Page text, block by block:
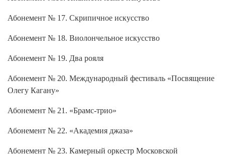
Абонемент № 17. Скрипичное искусство
Абонемент № 18. Виолончельное искусство
Абонемент № 19. Два рояля
Абонемент № 20. Международный фестиваль «Посвящение
Олегу Кагану»
Абонемент № 21. «Брамс-трио»
Абонемент № 22. «Академия джаза»
Абонемент № 23. Камерный оркестр Московской